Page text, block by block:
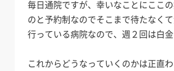
毎日通院ですが、幸いなことにここ
のと予約制なのでそこまで待たなく
行っている病院なので、週２回は白金
これからどうなっていくのかは正直わ